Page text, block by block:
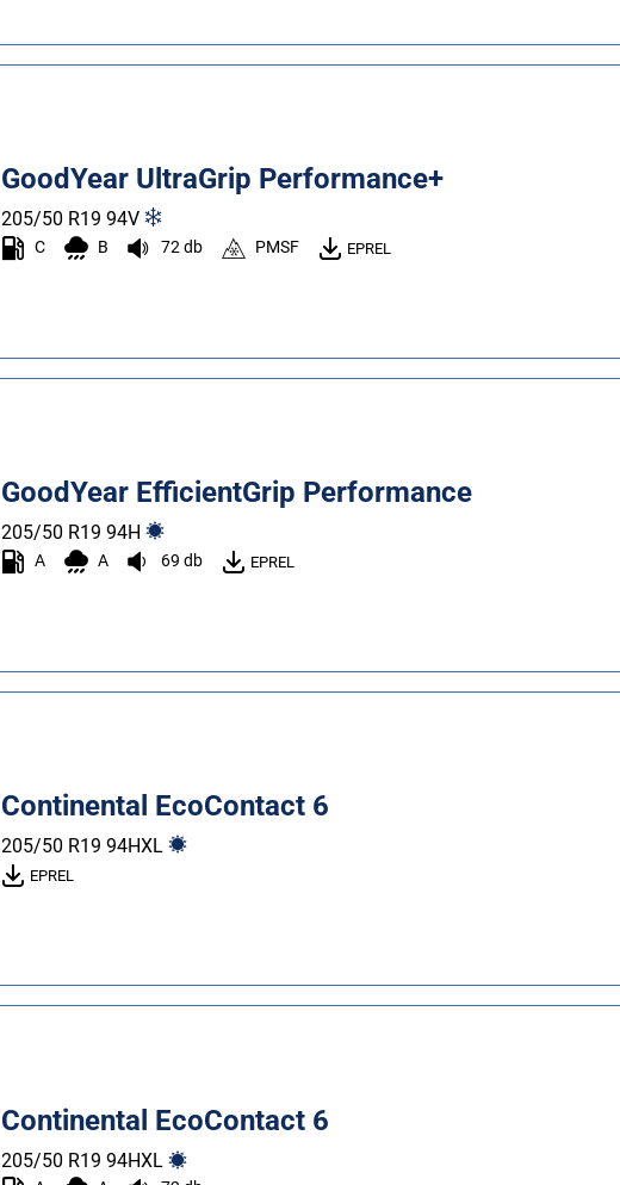
GoodYear UltraGrip Performance+
205/50 R19 94V
C B 72 db PMSF EPREL
GoodYear EfficientGrip Performance
205/50 R19 94H
A A 69 db EPREL
Continental EcoContact 6
205/50 R19 94HXL
EPREL
Continental EcoContact 6
205/50 R19 94HXL